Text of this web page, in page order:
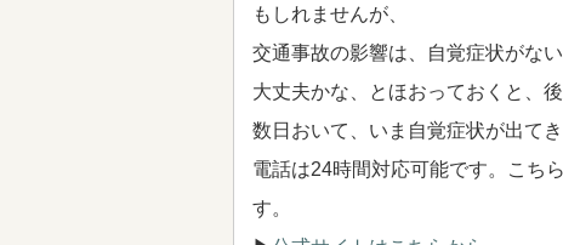
もしれませんが、
交通事故の影響は、自覚症状がな
大丈夫かな、とほおっておくと、
数日おいて、いま自覚症状が出て
電話は24時間対応可能です。こち
す。